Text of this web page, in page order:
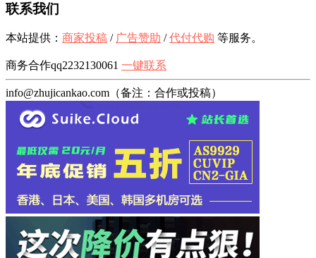
联系我们
本站提供： 商家投稿 / 广告赞助 /代付代购 等服务。
商务合作qq2232130061 一键联系
info@zhujicankao.com（备注：合作或投稿）